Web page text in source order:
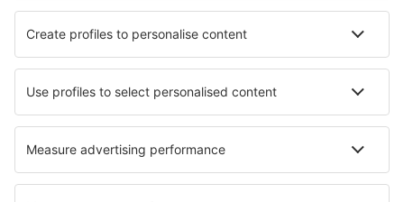
Hotel in Niederurnen Hotel in Turnberry Hotel in Zaros
Hotel in Wolfsberg Hotel in Subotica Hotel in Rechnitz
Hotel in Dallas Hotel in Mondejar